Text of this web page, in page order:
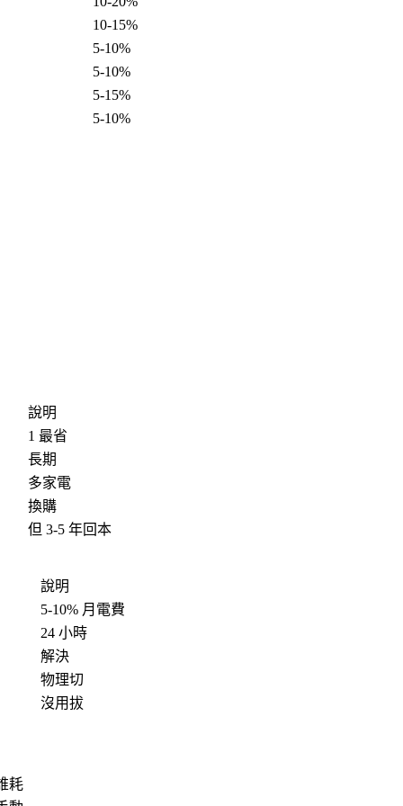
10-15%
5-10%
5-10%
5-15%
5-10%
說明
1 最省
長期
多家電
換購
但 3-5 年回本
說明
5-10% 月電費
24 小時
解決
物理切
沒用拔
耗